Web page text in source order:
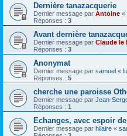
Dernière tanazacquerie
Dernier message par Antoine «
Réponses : 3
Avant dernière
Dernier message par Claude le
Réponses : 3
Anonymat
Dernier message par samuel «
Réponses : 5
cherche une paroisse
Dernier message par Jean-
Réponses : 1
Echanges, avec espoir
Dernier message par hilaire «